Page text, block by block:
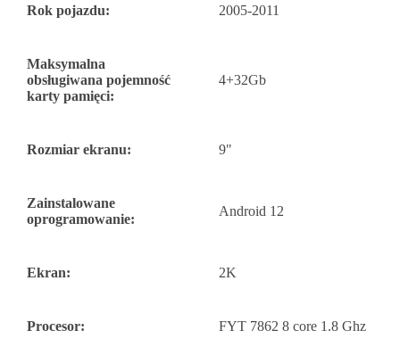
Rok pojazdu: 2005-2011
Maksymalna
obsługiwana pojemność
karty pamięci:
4+32Gb
Rozmiar ekranu: 9"
Zainstalowane
oprogramowanie:
Android 12
Ekran: 2K
Procesor: FYT 7862 8 core 1.8 Ghz